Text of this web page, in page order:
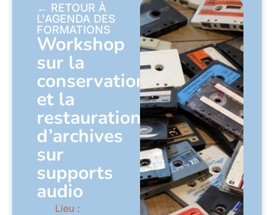
← RETOUR À
L'AGENDA DES
FORMATIONS
Workshop
sur la
conservation
et la
restauration
d’archives
sur
supports
audio
Lieu :